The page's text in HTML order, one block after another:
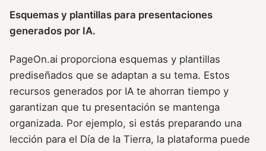
Esquemas y plantillas para presentaciones
generados por IA.
PageOn.ai proporciona esquemas y plantillas
prediseñados que se adaptan a su tema. Estos
recursos generados por IA te ahorran tiempo y
garantizan que tu presentación se mantenga
organizada. Por ejemplo, si estás preparando una
lección para el Día de la Tierra, la plataforma puede